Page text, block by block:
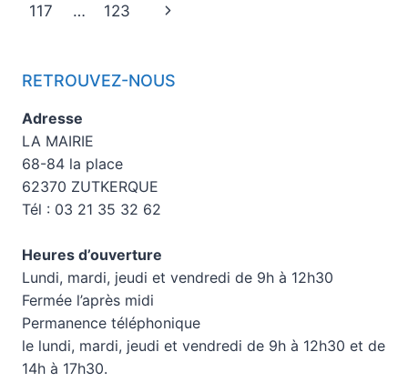
117 … 123
RETROUVEZ-NOUS
Adresse
LA MAIRIE
68-84 la place
62370 ZUTKERQUE
Tél : 03 21 35 32 62
Heures d’ouverture
Lundi, mardi, jeudi et vendredi de 9h à 12h30
Fermée l’après midi
Permanence téléphonique
le lundi, mardi, jeudi et vendredi de 9h à 12h30 et de
14h à 17h30.